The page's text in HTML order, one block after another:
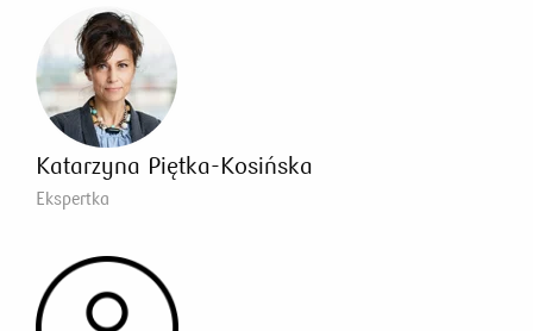
Katarzyna Piętka-Kosińska
Ekspertka